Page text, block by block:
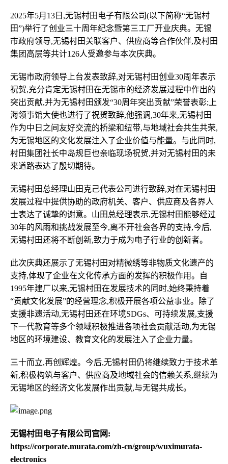
2025年5月13日,无锡村田电子有限公司(以下简称“无锡村
田”)举行了创业三十周年纪念暨第三工厂开业庆典。无锡
市政府领导,无锡村田关联客户、供应商等合作伙伴,及村田
集团高层等共计126人受邀参与本次庆典。
无锡市政府领导上台发表致辞,对无锡村田创业30周年表示
祝贺,充分肯定无锡村田在无锡市的经济发展过程中作出的
突出贡献,并为无锡村田颁发“30周年突出贡献”荣誉表彰;上
海领事馆大使也进行了祝贺致辞,他强调,30年来,无锡村田
作为中日之间友好交流的桥梁和纽带,与地域社会共生共荣,
为无锡地区的文化发展注入了企业价值与能量。与此同时,
村田集团社长中岛规巨也亲临现场祝贺,并对无锡村田的未
来道路表达了殷切期待。
无锡村田总经理山田克己代表公司进行致辞,对在无锡村田
发展过程中提供协助的政府机关、客户、供应商及各界人
士表达了诚挚的谢意。山田总经理表示,无锡村田能够经过
30年的风雨和挑战发展至今,离不开社会各界的支持,今后,
无锡村田还将不断创新,致力于成为电子行业的创新者。
此次庆典还展示了无锡村田对精微绣等非物质文化遗产的
支持,体现了企业在文化传承方面的发挥的积极作用。自
1995年建厂以来,无锡村田在发展技术的同时,始终秉持着
“贡献文化发展”的经营理念,积极开展各项公益事业。除了
支援非遗活动,无锡村田还在环境SDGs、可持续发展,支援
下一代教育等多个领域积极推进各项社会贡献活动,为无锡
地区的环境建设、教育文化的发展注入了企业力量。
三十而立,再创辉煌。今后,无锡村田仍将继续致力于技术革
新,积极构筑与客户、供应商及地域社会的信赖关系,继续为
无锡地区的经济文化发展作出贡献,与无锡共成长。
无锡村田电子有限公司官网:
https://corporate.murata.com/zh-cn/group/wuximurata-
electronics